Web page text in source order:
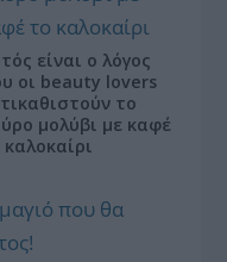
είναι ο λόγος
οι beauty lovers
το
μολύβι με καφέ
καλοκαίρι